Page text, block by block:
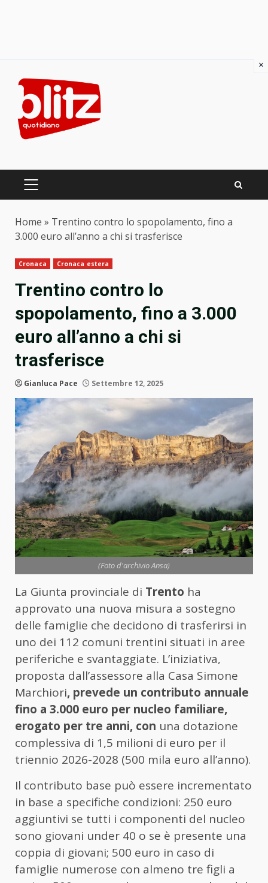
content
PRIMARY
Home » Trentino contro lo spopolamento, fino a
3.000 euro all’anno a chi si trasferisce
Cronaca Cronaca estera
Trentino contro lo
spopolamento, fino a 3.000
euro all’anno a chi si
trasferisce
Gianluca Pace Settembre 12, 2025
(Foto d'archivio Ansa)
La Giunta provinciale di Trento ha
approvato una nuova misura a sostegno
delle famiglie che decidono di trasferirsi in
uno dei 112 comuni trentini situati in aree
periferiche e svantaggiate. L’iniziativa,
proposta dall’assessore alla Casa Simone
Marchiori, prevede un contributo annuale
fino a 3.000 euro per nucleo familiare,
erogato per tre anni, con una dotazione
complessiva di 1,5 milioni di euro per il
triennio 2026-2028 (500 mila euro all’anno).
Il contributo base può essere incrementato
in base a specifiche condizioni: 250 euro
aggiuntivi se tutti i componenti del nucleo
sono giovani under 40 o se è presente una
coppia di giovani; 500 euro in caso di
famiglie numerose con almeno tre figli a
×